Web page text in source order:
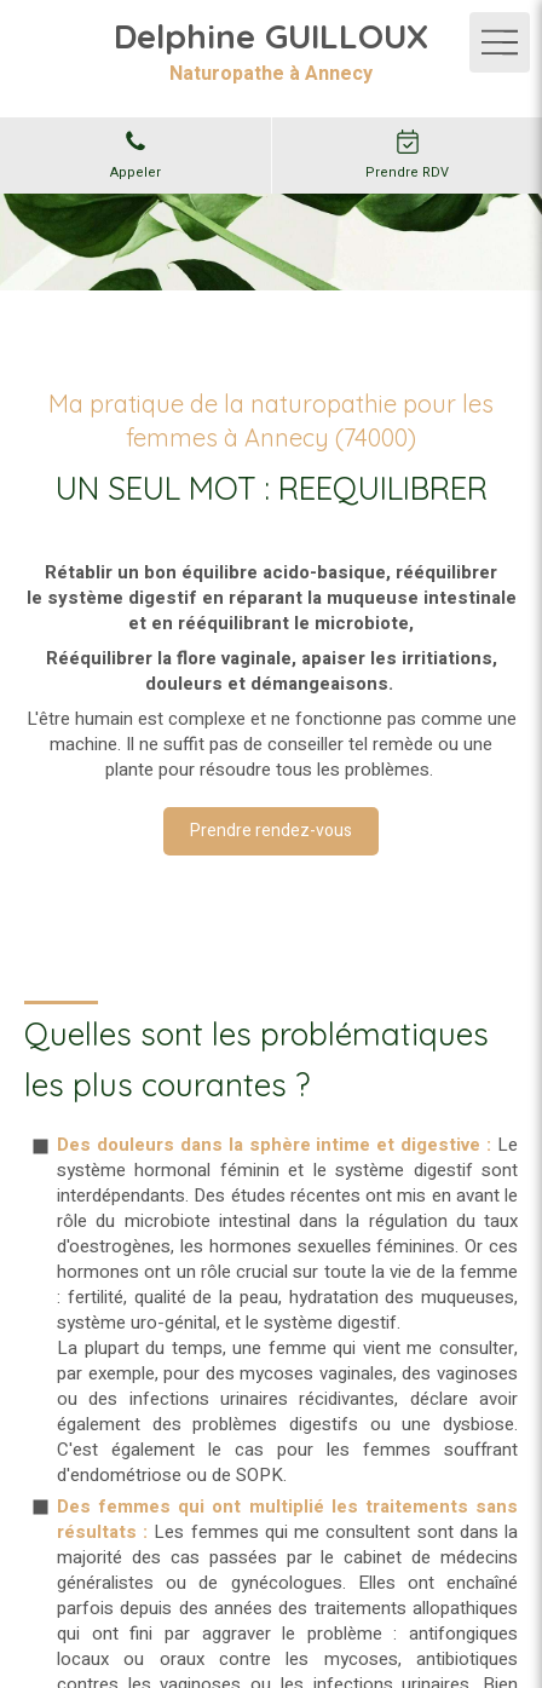
Delphine GUILLOUX
Naturopathe à Annecy
Appeler Prendre RDV
Ma pratique de la naturopathie pour les
femmes à Annecy (74000)
UN SEUL MOT : REEQUILIBRER
Rétablir un bon équilibre acido-basique, rééquilibrer
le système digestif en réparant la muqueuse intestinale
et en rééquilibrant le microbiote,
Rééquilibrer la flore vaginale, apaiser les irritiations,
douleurs et démangeaisons.
L'être humain est complexe et ne fonctionne pas comme une
machine. Il ne suffit pas de conseiller tel remède ou une
plante pour résoudre tous les problèmes.
Prendre rendez-vous
Quelles sont les problématiques
les plus courantes ?
Des douleurs dans la sphère intime et digestive : Le
système hormonal féminin et le système digestif sont
interdépendants. Des études récentes ont mis en avant le
rôle du microbiote intestinal dans la régulation du taux
d'oestrogènes, les hormones sexuelles féminines. Or ces
hormones ont un rôle crucial sur toute la vie de la femme
: fertilité, qualité de la peau, hydratation des muqueuses,
système uro-génital, et le système digestif.
La plupart du temps, une femme qui vient me consulter,
par exemple, pour des mycoses vaginales, des vaginoses
ou des infections urinaires récidivantes, déclare avoir
également des problèmes digestifs ou une dysbiose.
C'est également le cas pour les femmes souffrant
d'endométriose ou de SOPK.
Des femmes qui ont multiplié les traitements sans
résultats : Les femmes qui me consultent sont dans la
majorité des cas passées par le cabinet de médecins
généralistes ou de gynécologues. Elles ont enchaîné
parfois depuis des années des traitements allopathiques
qui ont fini par aggraver le problème : antifongiques
locaux ou oraux contre les mycoses, antibiotiques